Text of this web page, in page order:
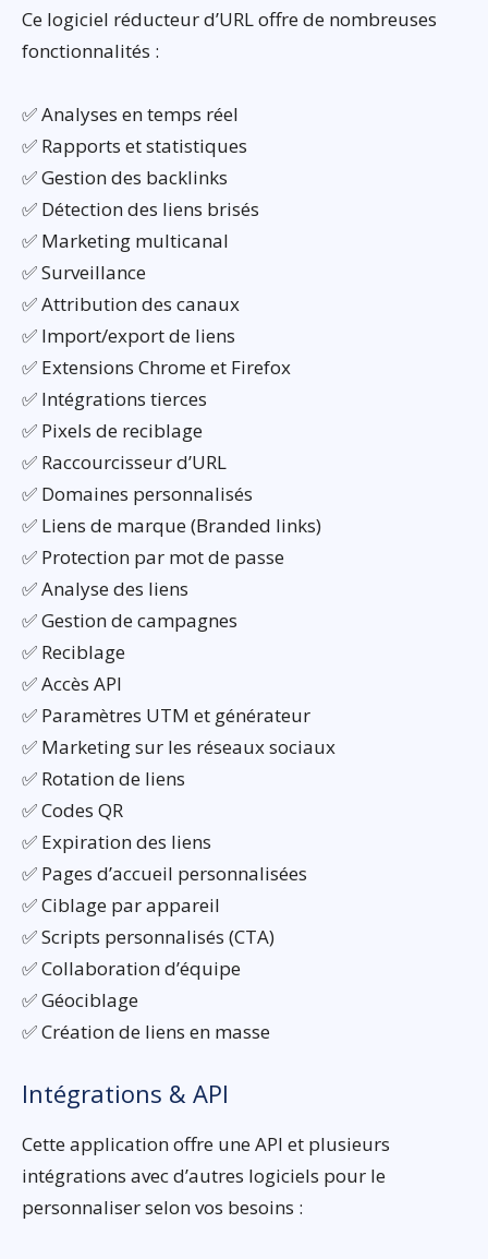
Ce logiciel réducteur d’URL offre de nombreuses
fonctionnalités :
✅ Analyses en temps réel
✅ Rapports et statistiques
✅ Gestion des backlinks
✅ Détection des liens brisés
✅ Marketing multicanal
✅ Surveillance
✅ Attribution des canaux
✅ Import/export de liens
✅ Extensions Chrome et Firefox
✅ Intégrations tierces
✅ Pixels de reciblage
✅ Raccourcisseur d’URL
✅ Domaines personnalisés
✅ Liens de marque (Branded links)
✅ Protection par mot de passe
✅ Analyse des liens
✅ Gestion de campagnes
✅ Reciblage
✅ Accès API
✅ Paramètres UTM et générateur
✅ Marketing sur les réseaux sociaux
✅ Rotation de liens
✅ Codes QR
✅ Expiration des liens
✅ Pages d’accueil personnalisées
✅ Ciblage par appareil
✅ Scripts personnalisés (CTA)
✅ Collaboration d’équipe
✅ Géociblage
✅ Création de liens en masse
Intégrations & API
Cette application offre une API et plusieurs
intégrations avec d’autres logiciels pour le
personnaliser selon vos besoins :